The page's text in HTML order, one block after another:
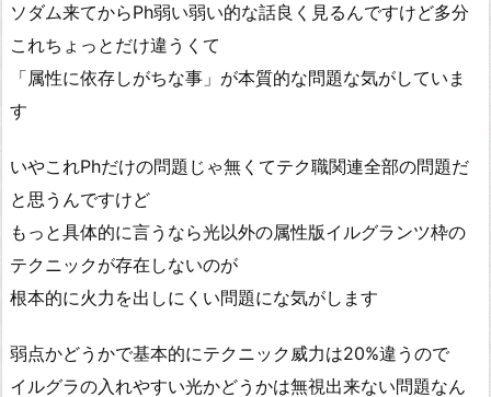
ソダム来てからPh弱い弱い的な話良く見るんですけど多分
これちょっとだけ違うくて
「属性に依存しがちな事」が本質的な問題な気がしていま
す
いやこれPhだけの問題じゃ無くてテク職関連全部の問題だ
と思うんですけど
もっと具体的に言うなら光以外の属性版イルグランツ枠の
テクニックが存在しないのが
根本的に火力を出しにくい問題にな気がします
弱点かどうかで基本的にテクニック威力は20%違うので
イルグラの入れやすい光かどうかは無視出来ない問題なん